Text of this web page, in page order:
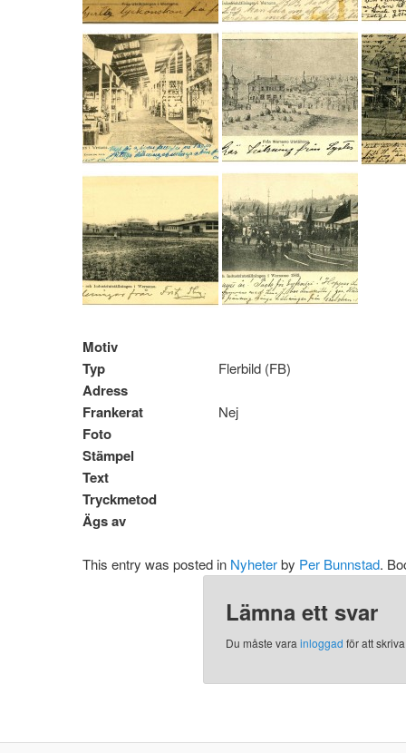
Motiv
Typ
Flerbild (FB)
Adress
Frankerat
Nej
Foto
Stämpel
Text
Tryckmetod
Ägs av
This entry was posted in Nyheterby Per Bunnstad.
Lämna ett svar
Du måste varainloggad för att